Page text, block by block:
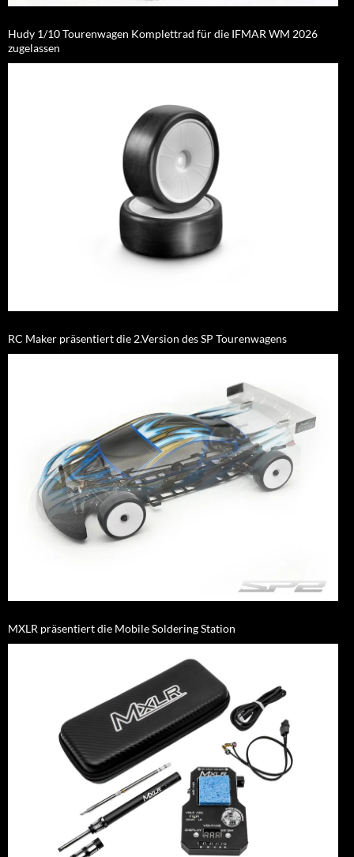
Hudy 1/10 Tourenwagen Komplettrad für die IFMAR WM 2026
zugelassen
RC Maker präsentiert die 2.Version des SP Tourenwagens
MXLR präsentiert die Mobile Soldering Station